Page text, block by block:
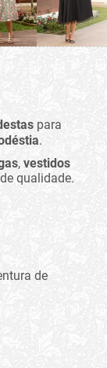
para
.
, vestidos
qualidade.
de